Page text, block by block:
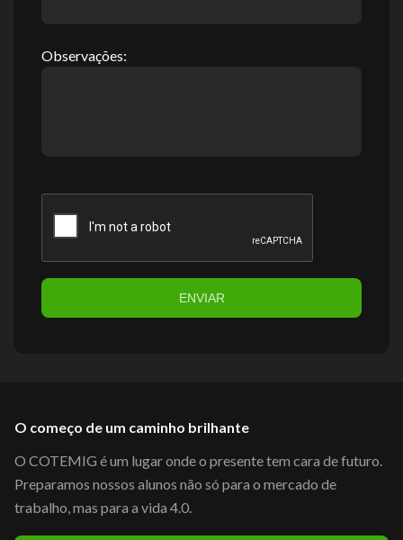
Observações:
ENVIAR
O começo de um caminho brilhante
O COTEMIG é um lugar onde o presente tem cara de futuro.
Preparamos nossos alunos não só para o mercado de
trabalho, mas para a vida 4.0.